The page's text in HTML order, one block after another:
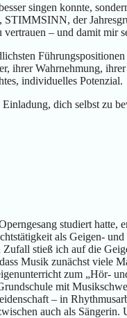
singen konnte,
der
– und damit mir
ihrer Wahrnehmung,
individuelles Potenzial.
dich selbst zu
studiert hatte,
als Geigen-
stieß ich auf die
Musik zunächst viele
zum „Hör-
mit
– in
auch als